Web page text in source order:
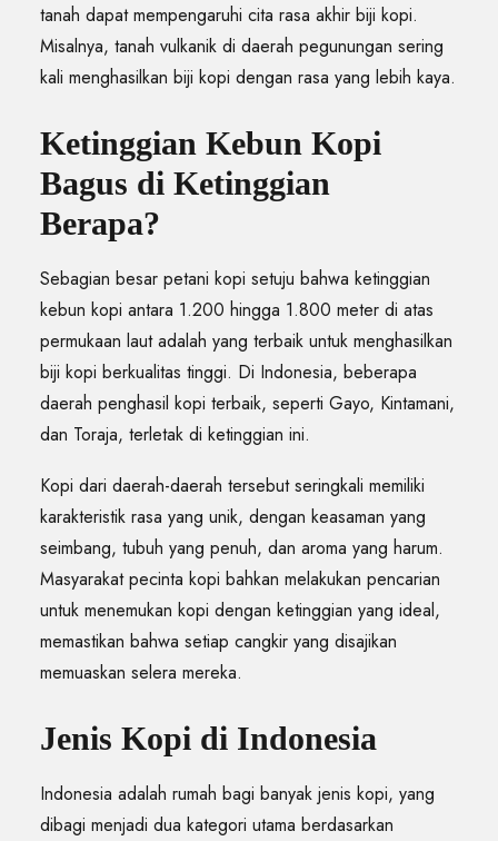
tanah dapat mempengaruhi cita rasa akhir biji kopi.
Misalnya, tanah vulkanik di daerah pegunungan sering
kali menghasilkan biji kopi dengan rasa yang lebih kaya.
Ketinggian Kebun Kopi
Bagus di Ketinggian
Berapa?
Sebagian besar petani kopi setuju bahwa ketinggian
kebun kopi antara 1.200 hingga 1.800 meter di atas
permukaan laut adalah yang terbaik untuk menghasilkan
biji kopi berkualitas tinggi. Di Indonesia, beberapa
daerah penghasil kopi terbaik, seperti Gayo, Kintamani,
dan Toraja, terletak di ketinggian ini.
Kopi dari daerah-daerah tersebut seringkali memiliki
karakteristik rasa yang unik, dengan keasaman yang
seimbang, tubuh yang penuh, dan aroma yang harum.
Masyarakat pecinta kopi bahkan melakukan pencarian
untuk menemukan kopi dengan ketinggian yang ideal,
memastikan bahwa setiap cangkir yang disajikan
memuaskan selera mereka.
Jenis Kopi di Indonesia
Indonesia adalah rumah bagi banyak jenis kopi, yang
dibagi menjadi dua kategori utama berdasarkan